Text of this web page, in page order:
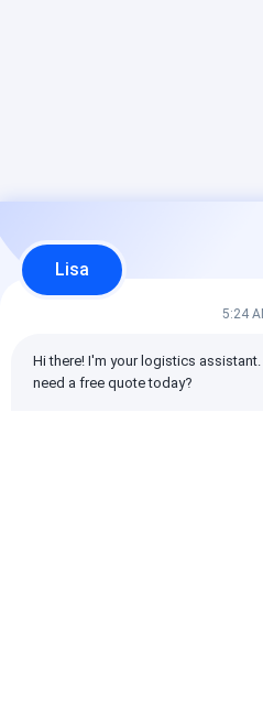
Lisa
5:24
Hi there! I'm your logistics assistant.
need a free quote today?